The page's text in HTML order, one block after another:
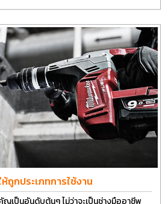
ถูกประเภทการใช้งาน
เป็นอันดับต้นๆ ไม่ว่าจะเป็นช่างมืออาชีพ